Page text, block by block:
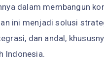
dalam membangun
ini menjadi solusi
dan andal,
Indonesia.